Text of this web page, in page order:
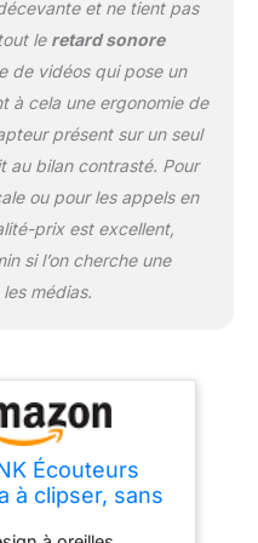
de vie actifs】
avec une boucle
une technologie
en C, les
restent en place
mouvements
que vous
du sprinting, du
Son de
supérieure et
clairs : les
ouverts
d'un
en
titane et d'un
et ne tient pas
le retard sonore
de vidéos qui pose un
à cela une ergonomie de
présent sur un seul
au bilan contrasté. Pour
ou pour les appels en
prix est excellent,
si l’on cherche une
médias.
Écouteurs
à clipser, sans